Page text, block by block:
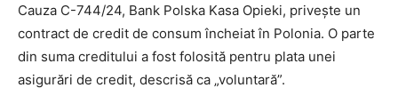
Cauza C-744/24, Bank Polska Kasa Opieki, privește un
contract de credit de consum încheiat în Polonia. O parte
din suma creditului a fost folosită pentru plata unei
asigurări de credit, descrisă ca „voluntară”.